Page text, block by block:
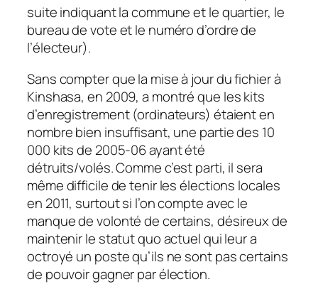
suite indiquant la commune et le quartier, le
bureau de vote et le numéro d’ordre de
l’électeur).
Sans compter que la mise à jour du fichier à
Kinshasa, en 2009, a montré que les kits
d’enregistrement (ordinateurs) étaient en
nombre bien insuffisant, une partie des 10
000 kits de 2005-06 ayant été
détruits/volés. Comme c’est parti, il sera
même difficile de tenir les élections locales
en 2011, surtout si l’on compte avec le
manque de volonté de certains, désireux de
maintenir le statut quo actuel qui leur a
octroyé un poste qu’ils ne sont pas certains
de pouvoir gagner par élection.